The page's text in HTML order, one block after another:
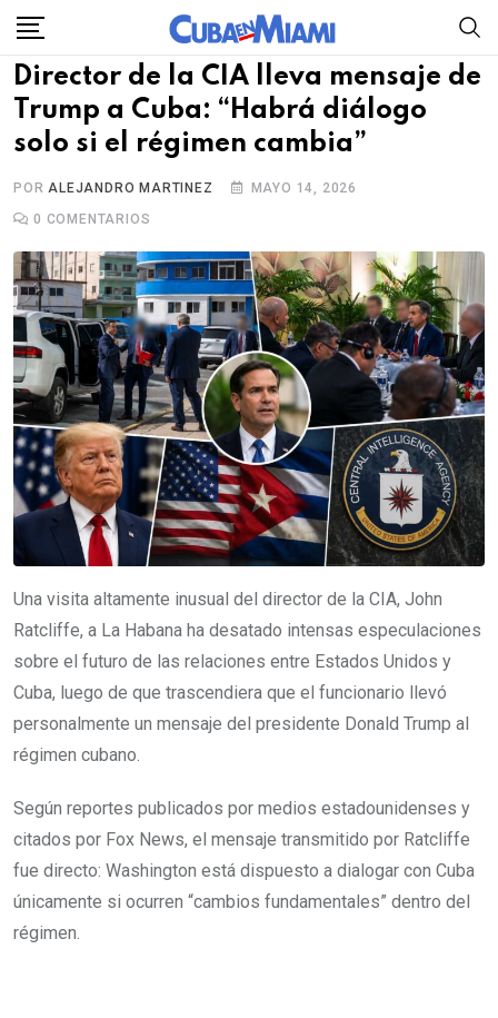
Skip
content
Director de la CIA lleva mensaje de
Trump a Cuba: “Habrá diálogo
solo si el régimen cambia”
PORALEJANDRO MARTINEZ
MAYO 14, 2026
0 COMENTARIOS
Una visita altamente inusual del director de la CIA, John
Ratcliffe, a La Habana ha desatado intensas especulaciones
sobre el futuro de las relaciones entre Estados Unidos y
Cuba, luego de que trascendiera que el funcionario llevó
personalmente un mensaje del presidente Donald Trump al
régimen cubano.
Según reportes publicados por medios estadounidenses y
citados por Fox News, el mensaje transmitido por Ratcliffe
fue directo: Washington está dispuesto a dialogar con Cuba
únicamente si ocurren “cambios fundamentales” dentro del
régimen.